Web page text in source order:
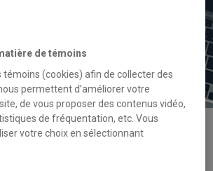
libre-échange nord-
de témoins
témoins (cookies) afin de collecter des
permettent d’améliorer votre
de vous proposer des contenus vidéo,
de fréquentation, etc. Vous
votre choix en sélectionnant